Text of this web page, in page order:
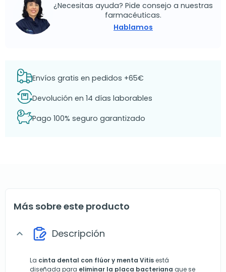
¿Necesitas ayuda? Pide consejo a nuestras
farmacéuticas.
Hablamos
Envíos gratis en pedidos +65€
Devolución en 14 días laborables
Pago 100% seguro garantizado
Más sobre este producto
expand_more Descripción
La cinta dental con flúor y menta Vitisestá
diseñada para eliminar la placa bacteriana que se